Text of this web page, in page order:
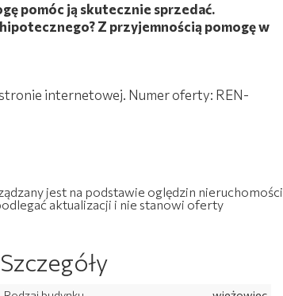
pomóc ją skutecznie sprzedać.
Z przyjemnością pomogę w
stronie internetowej. Numer oferty: REN-
jest na podstawie oględzin nieruchomości
aktualizacji i nie stanowi oferty
Szczegóły